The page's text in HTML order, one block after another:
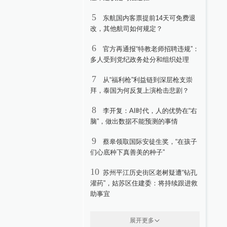
5
东航国内客票提前14天可免费退
改，其他航司如何规定？
6
官方再通报“特教老师招聘违规”：
多人受到党纪政务处分和组织处理
7
从“福利枪”利益链到深层枪支崇
拜，泰国为何反复上演枪击悲剧？
8
李开复：AI时代，人的优势在“右
脑”，做出数据不能预测的事情
9
蔡皋领取国际安徒生奖，“在孩子
们心底种下真善美的种子”
10 苏州平江历史街区老树疑遭“钻孔
灌药”，姑苏区住建委：将持续跟进救
助事宜
展开更多